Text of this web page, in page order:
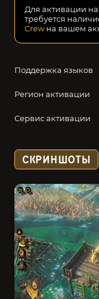
Поддержка языков
Регион активации
Сервис активации
Для активации
требуется
Crewна вашем
СКРИНШОТЫ